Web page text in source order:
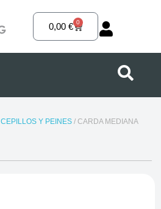
0,00€ 0
Carrito
CEPILLOS Y PEINES/ CARDA MEDIANA